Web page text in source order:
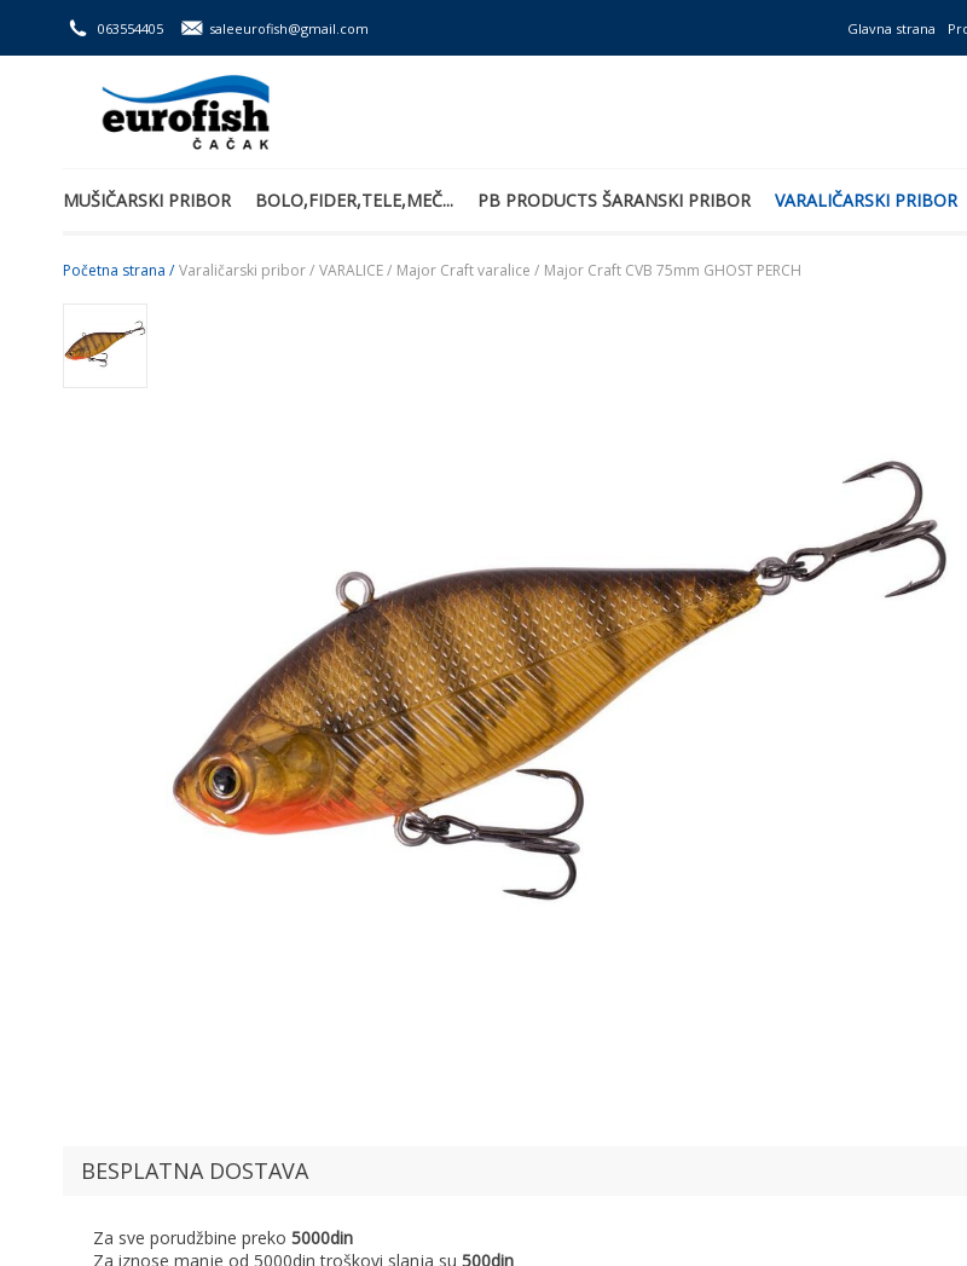
063554405 saleeurofish@gmail.com Glavna strana
MUŠIČARSKI PRIBOR BOLO,FIDER,TELE,MEČ... PB PRODUCTS ŠARANSKI PRIBOR VARALIČARSKI PRIBOR
Početna strana / Varaličarski pribor / VARALICE / Major Craft varalice / Major Craft CVB 75mm GHOST PERCH
BESPLATNA DOSTAVA
Za sve porudžbine preko 5000din
Za iznose manje od 5000din troškovi slanja su 500din